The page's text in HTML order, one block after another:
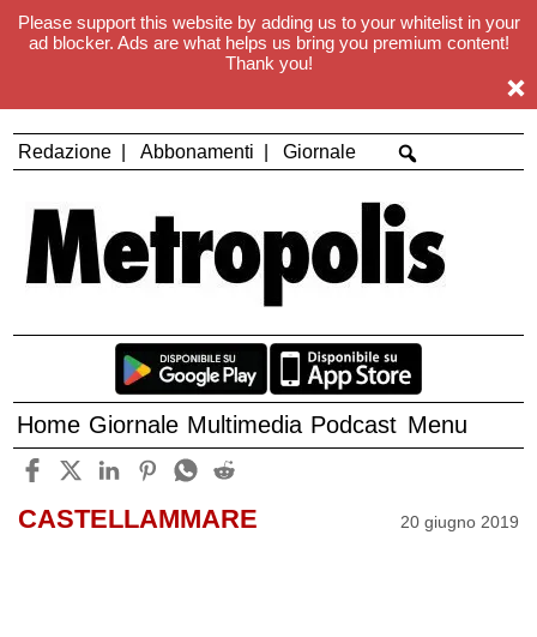
Please support this website by adding us to your whitelist in your
ad blocker. Ads are what helps us bring you premium content!
Thank you!
Redazione Abbonamenti Giornale
Home Giornale Multimedia Podcast Menu
CASTELLAMMARE 20 giugno 2019